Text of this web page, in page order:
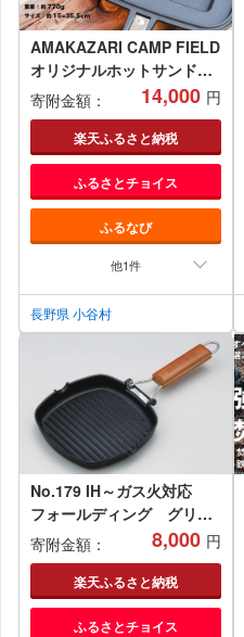
AMAKAZARI CAMP FIELD
オリジナルホットサンドク
ッカー
寄附金額： 14,000 円
楽天ふるさと納税
ふるさとチョイス
ふるなび
他1件
長野県 小谷村
No.179 IH～ガス火対応
フォールディング グリル
パン20cm ／ フッ素樹脂 調
理器具 キャンプ用品 大阪府
寄附金額： 8,000 円
楽天ふるさと納税
ふるさとチョイス